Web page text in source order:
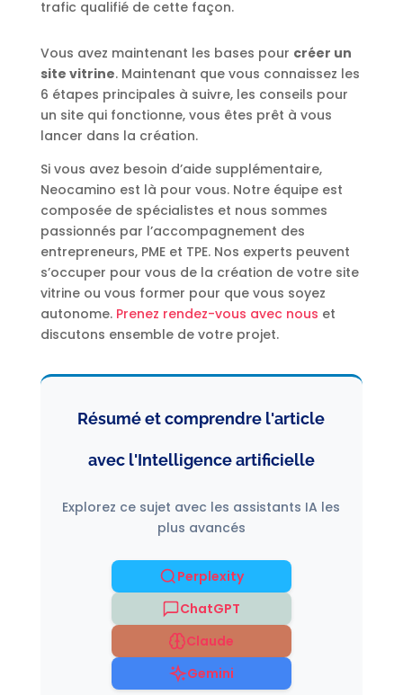
trafic qualifié de cette façon.
Vous avez maintenant les bases pour créer un
site vitrine. Maintenant que vous connaissez les
6 étapes principales à suivre, les conseils pour
un site qui fonctionne, vous êtes prêt à vous
lancer dans la création.
Si vous avez besoin d’aide supplémentaire,
Neocamino est là pour vous. Notre équipe est
composée de spécialistes et nous sommes
passionnés par l’accompagnement des
entrepreneurs, PME et TPE. Nos experts peuvent
s’occuper pour vous de la création de votre site
vitrine ou vous former pour que vous soyez
autonome. Prenez rendez-vous avec nous et
discutons ensemble de votre projet.
Résumé et comprendre l'article
avec l'Intelligence artificielle
Explorez ce sujet avec les assistants IA les
plus avancés
Perplexity
ChatGPT
Claude
Gemini